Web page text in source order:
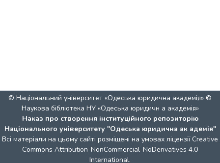
© Національний університет «Одеська юридична академія» ©
Наукова бібліотека НУ «Одеська юридичн а академія»
Наказ про створення інституційного репозиторію
Національного університету "Одеська юридична ак адемія"
Всі матеріали на цьому сайті розміщені на умовах ліцензії Creative
Commons Attribution-NonCommercial-NoDerivatives 4.0
International.